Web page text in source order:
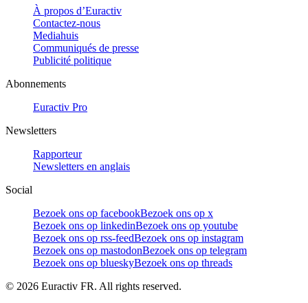
À propos d’Euractiv
Contactez-nous
Mediahuis
Communiqués de presse
Publicité politique
Abonnements
Euractiv Pro
Newsletters
Rapporteur
Newsletters en anglais
Social
Bezoek ons op facebookBezoek ons op x
Bezoek ons op linkedinBezoek ons op youtube
Bezoek ons op rss-feedBezoek ons op instagram
Bezoek ons op mastodonBezoek ons op telegram
Bezoek ons op blueskyBezoek ons op threads
© 2026 Euractiv FR. All rights reserved.